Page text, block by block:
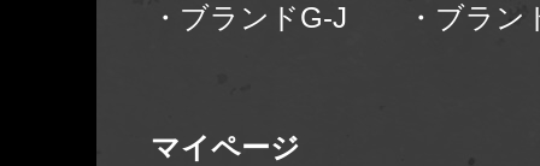
・ブランドG-J
・ブラン
マイページ